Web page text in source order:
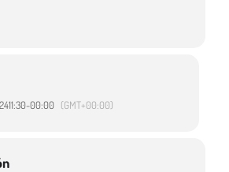
la literatura, una temática social de actualidad.
de la obra y es cómplice de la misma,
en una historia de la cual no se imagina el
de 6 años.
infantil
11:30-00:00 (GMT+00:00)